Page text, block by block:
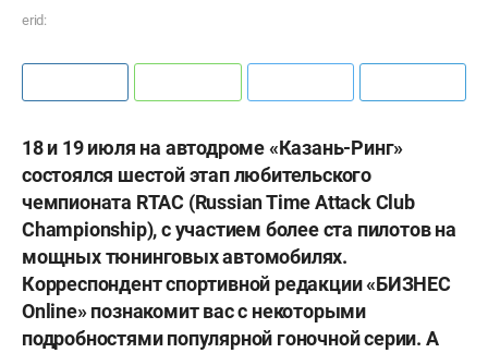
erid:
18 и 19 июля на автодроме «Казань-Ринг»
состоялся шестой этап любительского
чемпионата RTAC (Russian Time Attack Club
Championship), с участием более ста пилотов на
мощных тюнинговых автомобилях.
Корреспондент спортивной редакции «БИЗНЕС
Online» познакомит вас с некоторыми
подробностями популярной гоночной серии. А